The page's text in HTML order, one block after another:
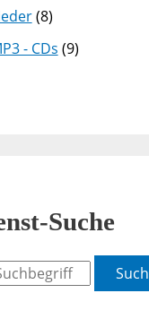
(8)
- CDs (9)
Suche